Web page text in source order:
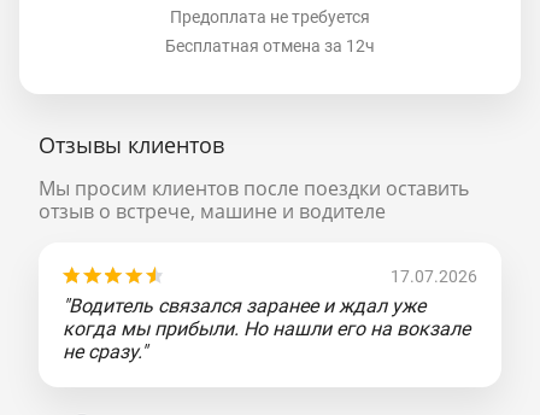
Предоплата не требуется
Бесплатная отмена за 12ч
Отзывы клиентов
Мы просим клиентов после поездки оставить
отзыв о встрече, машине и водителе
17.07.2026
"Водитель связался заранее и ждал уже
когда мы прибыли. Но нашли его на вокзале
не сразу."